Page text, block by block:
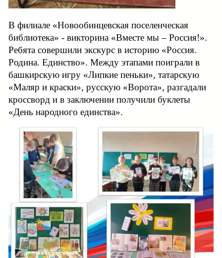
В филиале «Новообинцевская поселенческая
библиотека» - викторина «Вместе мы – Россия!».
Ребята совершили экскурс в историю «Россия.
Родина. Единство». Между этапами поиграли в
башкирскую игру «Липкие пеньки», татарскую
«Маляр и краски», русскую «Ворота», разгадали
кроссворд и в заключении получили буклеты
«День народного единства».